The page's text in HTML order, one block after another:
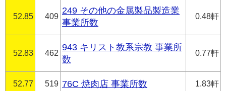
52.85 409
249 その他の金属製品製造業
事業所数
0.48軒
52.83 462
943 キリスト教系宗教 事業所
数
0.77軒
52.77 519 76C 焼肉店 事業所数 1.83軒